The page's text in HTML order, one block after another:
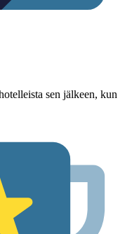
sen jälkeen, kun